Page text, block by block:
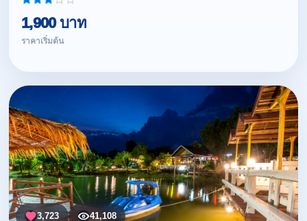
1,900 บาท
ราคาเริ่มต้น
3,723 41,108